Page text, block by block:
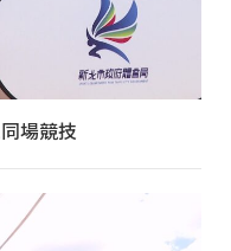
場競技